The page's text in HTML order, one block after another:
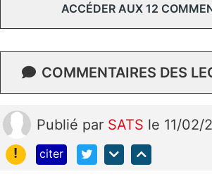
ACCÉDER AUX 12
COMMENTAIRES DES
Publié par SATS le 11/02/
!
citer